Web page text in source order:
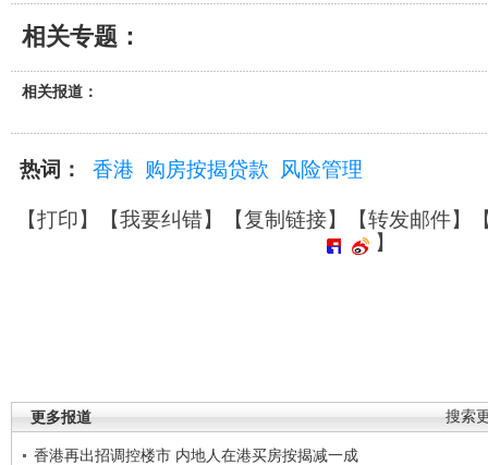
相关专题：
相关报道：
热词： 香港 购房按揭贷款 风险管理
【打印】【我要纠错】【复制链接】【转发邮件】
】
搜索
更多报道
香港再出招调控楼市 内地人在港买房按揭减一成